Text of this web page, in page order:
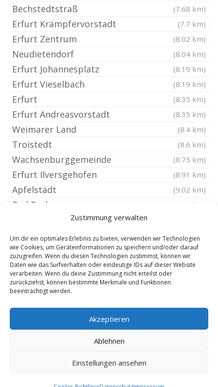
Zustimmung verwalten
Um dir ein optimales Erlebnis zu bieten, verwenden wir Technologien
wie Cookies, um Geräteinformationen zu speichern und/oder darauf
zuzugreifen. Wenn du diesen Technologien zustimmst, können wir
Daten wie das Surfverhalten oder eindeutige IDs auf dieser Website
verarbeiten. Wenn du deine Zustimmung nicht erteilst oder
zurückziehst, können bestimmte Merkmale und Funktionen
beeinträchtigt werden.
Akzeptieren
Ablehnen
Einstellungen ansehen
Bechstedtstraß (7.68 km)
Erfurt Krämpfervorstadt (7.7 km)
Erfurt Zentrum (8.02 km)
Neudietendorf (8.04 km)
Erfurt Johannesplatz (8.19 km)
Erfurt Vieselbach (8.19 km)
Erfurt (8.35 km)
Erfurt Andreasvorstadt (8.35 km)
Weimarer Land (8.4 km)
Troistedt (8.6 km)
Wachsenburggemeinde (8.75 km)
Erfurt Ilversgehofen (8.91 km)
Apfelstädt (9.02 km)
Bad Berka (9.02 km)
Erfurt Marbach (9.37 km)
Erfurt Moskauer Platz (9.39 km)
Erfurt Nordhäuser Straße (9.46 km)
Nohra
Erfurt Bindersleben
Utzberg (9.53 km)
Erfurt Gispersleben
Copyright 2025 - Anwalt.rocks | Neue Mandanten durch exklusive
Reichweite! -